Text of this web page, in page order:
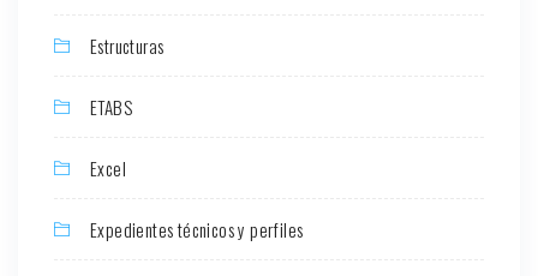
Estructuras
ETABS
Excel
Expedientes técnicos y perfiles